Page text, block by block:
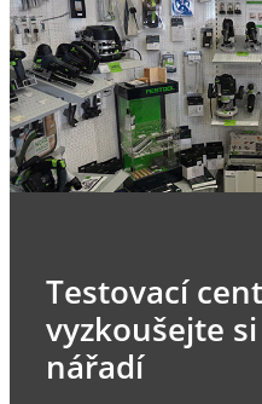
Testovací
vyzkoušejte
nářadí